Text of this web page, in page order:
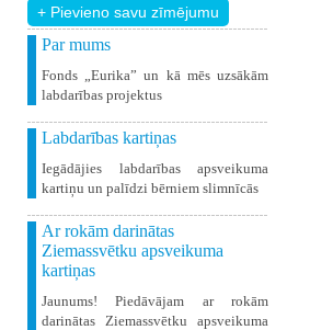
+ Pievieno savu zīmējumu
Par mums
Fonds „Eurika” un kā mēs uzsākām
labdarības projektus
Labdarības kartiņas
Iegādājies labdarības apsveikuma
kartiņu un palīdzi bērniem slimnīcās
Ar rokām darinātas
Ziemassvētku apsveikuma
kartiņas
Jaunums! Piedāvājam ar rokām
darinātas Ziemassvētku apsveikuma